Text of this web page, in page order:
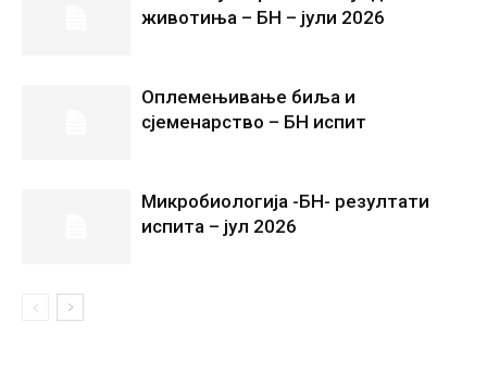
животиња – БН – јули 2026
Оплемењивање биља и
сјеменарство – БН испит
Микробиологија -БН- резултати
испита – јул 2026